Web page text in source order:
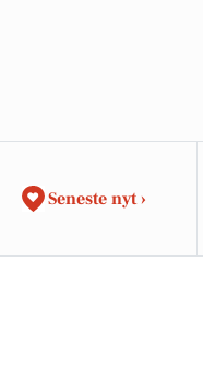
Seneste nyt ›